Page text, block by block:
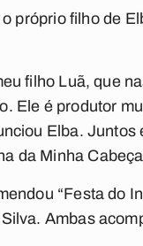
próprio filho de
filho Luã, que
Ele é produtor
Elba.
da Minha
“Festa do
Ambas